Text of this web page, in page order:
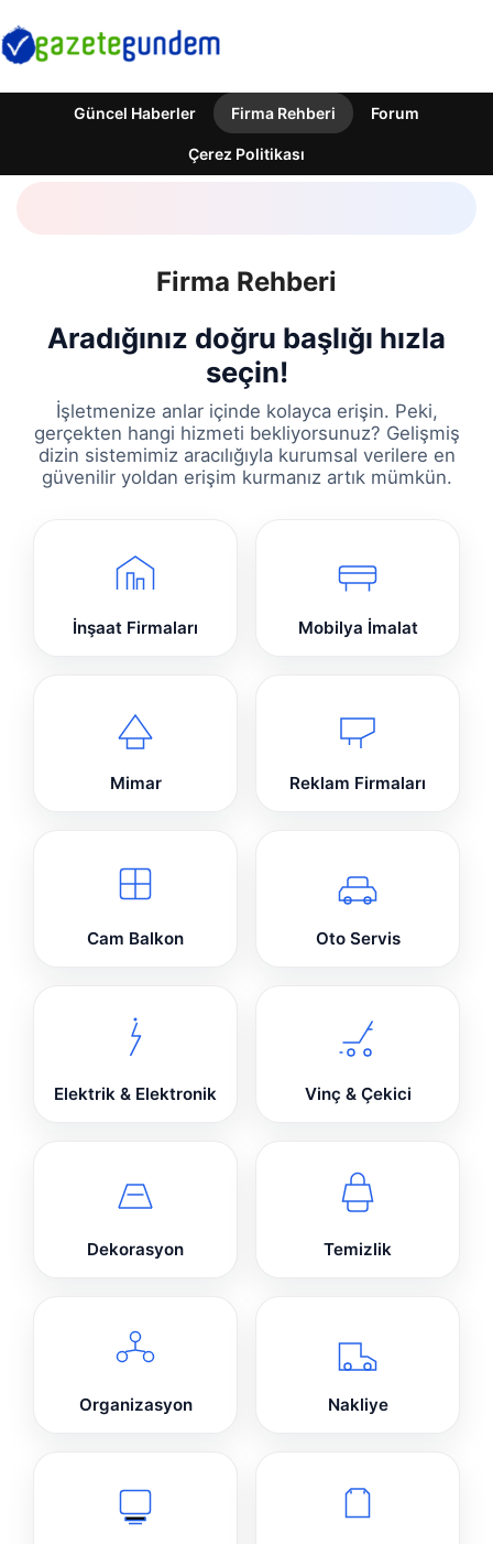
Güncel Haberler Firma Rehberi Forum
Çerez Politikası
Firma Rehberi
Aradığınız doğru başlığı hızla
seçin!
İşletmenize anlar içinde kolayca erişin. Peki,
gerçekten hangi hizmeti bekliyorsunuz? Gelişmiş
dizin sistemimiz aracılığıyla kurumsal verilere en
güvenilir yoldan erişim kurmanız artık mümkün.
İnşaat Firmaları Mobilya İmalat
Mimar Reklam Firmaları
Cam Balkon Oto Servis
Elektrik & Elektronik Vinç & Çekici
Dekorasyon Temizlik
Organizasyon Nakliye